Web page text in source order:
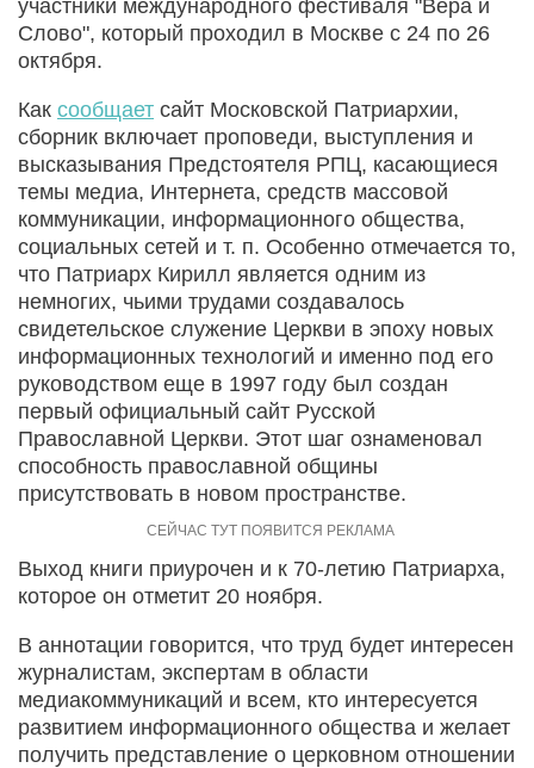
участники международного фестиваля "Вера и
Слово", который проходил в Москве с 24 по 26
октября.
Как сообщает сайт Московской Патриархии,
сборник включает проповеди, выступления и
высказывания Предстоятеля РПЦ, касающиеся
темы медиа, Интернета, средств массовой
коммуникации, информационного общества,
социальных сетей и т. п. Особенно отмечается то,
что Патриарх Кирилл является одним из
немногих, чьими трудами создавалось
свидетельское служение Церкви в эпоху новых
информационных технологий и именно под его
руководством еще в 1997 году был создан
первый официальный сайт Русской
Православной Церкви. Этот шаг ознаменовал
способность православной общины
присутствовать в новом пространстве.
Выход книги приурочен и к 70-летию Патриарха,
которое он отметит 20 ноября.
В аннотации говорится, что труд будет интересен
журналистам, экспертам в области
медиакоммуникаций и всем, кто интересуется
развитием информационного общества и желает
получить представление о церковном отношении